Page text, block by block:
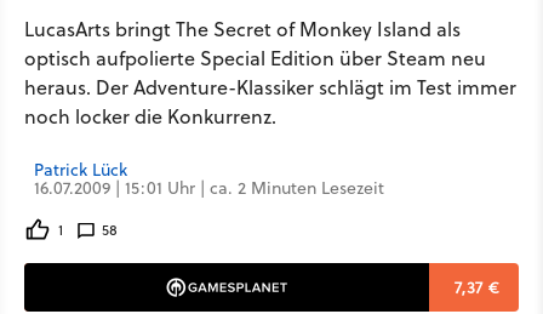
LucasArts bringt The Secret of Monkey Island als
optisch aufpolierte Special Edition über Steam neu
heraus. Der Adventure-Klassiker schlägt im Test immer
noch locker die Konkurrenz.
Patrick Lück
16.07.2009 | 15:01 Uhr | ca. 2 Minuten Lesezeit
1 58
7,37 €